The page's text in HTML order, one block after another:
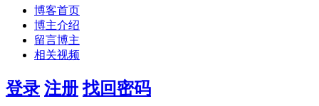
博客首页
博主介绍
留言博主
相关视频
登录 注册 找回密码